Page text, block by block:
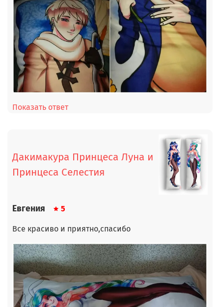
Показать ответ
Дакимакура Принцеса Луна и
Принцеса Селестия
Евгения 5
Все красиво и приятно,спасибо